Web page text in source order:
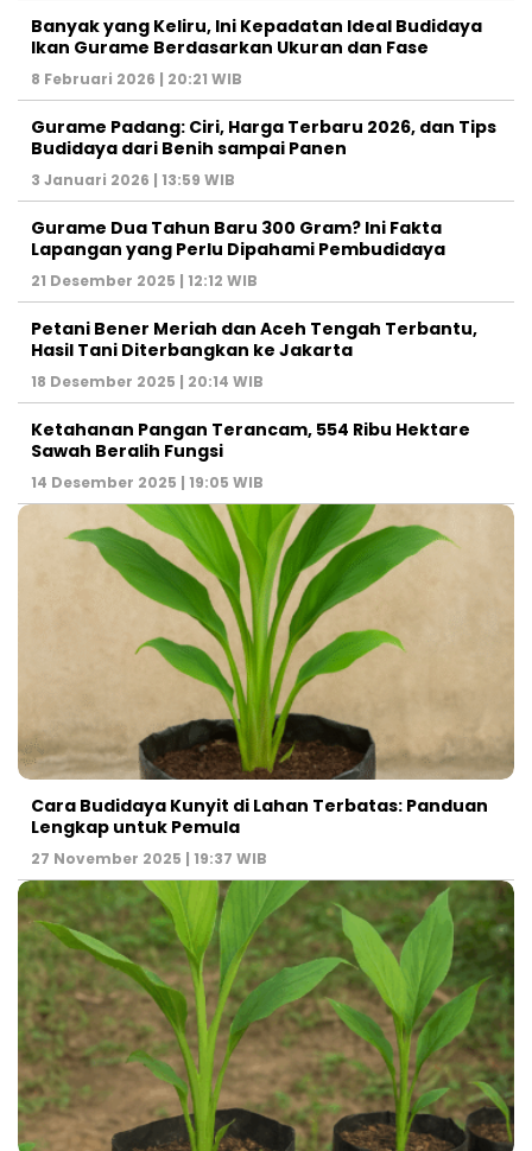
Banyak yang Keliru, Ini Kepadatan Ideal Budidaya
Ikan Gurame Berdasarkan Ukuran dan Fase
8 Februari 2026 | 20:21 WIB
Gurame Padang: Ciri, Harga Terbaru 2026, dan Tips
Budidaya dari Benih sampai Panen
3 Januari 2026 | 13:59 WIB
Gurame Dua Tahun Baru 300 Gram? Ini Fakta
Lapangan yang Perlu Dipahami Pembudidaya
21 Desember 2025 | 12:12 WIB
Petani Bener Meriah dan Aceh Tengah Terbantu,
Hasil Tani Diterbangkan ke Jakarta
18 Desember 2025 | 20:14 WIB
Ketahanan Pangan Terancam, 554 Ribu Hektare
Sawah Beralih Fungsi
14 Desember 2025 | 19:05 WIB
Cara Budidaya Kunyit di Lahan Terbatas: Panduan
Lengkap untuk Pemula
27 November 2025 | 19:37 WIB